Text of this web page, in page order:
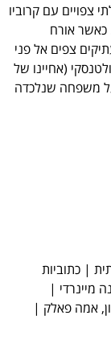
בלתי צפויים עם קרוביו
כאשר אורח
צפים אל פני
(אחיינו של
על משפחה שנלכדה
123 דקות | צרפתית | כתוביות
מיינרדי |
אמה פאלק |